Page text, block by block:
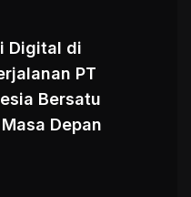
Digital di
PT
Bersatu
Depan